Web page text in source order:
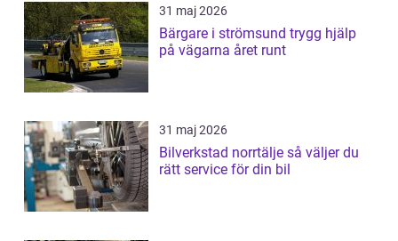
31 maj 2026
Bärgare i strömsund trygg hjälp
på vägarna året runt
31 maj 2026
Bilverkstad norrtälje så väljer du
rätt service för din bil